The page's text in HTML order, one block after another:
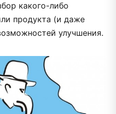
какого-либо
продукта (и даже
улучшения.